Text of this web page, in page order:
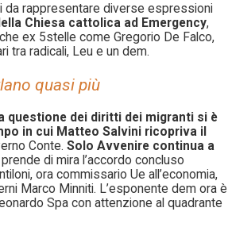
da rappresentare diverse espressioni
Chiesa cattolica ad Emergency,
ex 5stelle come Gregorio De Falco,
tra radicali, Leu e un dem.
quasi più
questione dei diritti dei migranti si è
in cui Matteo Salvini ricopriva il
Conte. Solo Avvenire continua a
di mira l’accordo concluso
ora commissario Ue all’economia,
Marco Minniti. L’esponente dem ora è
Spa con attenzione al quadrante